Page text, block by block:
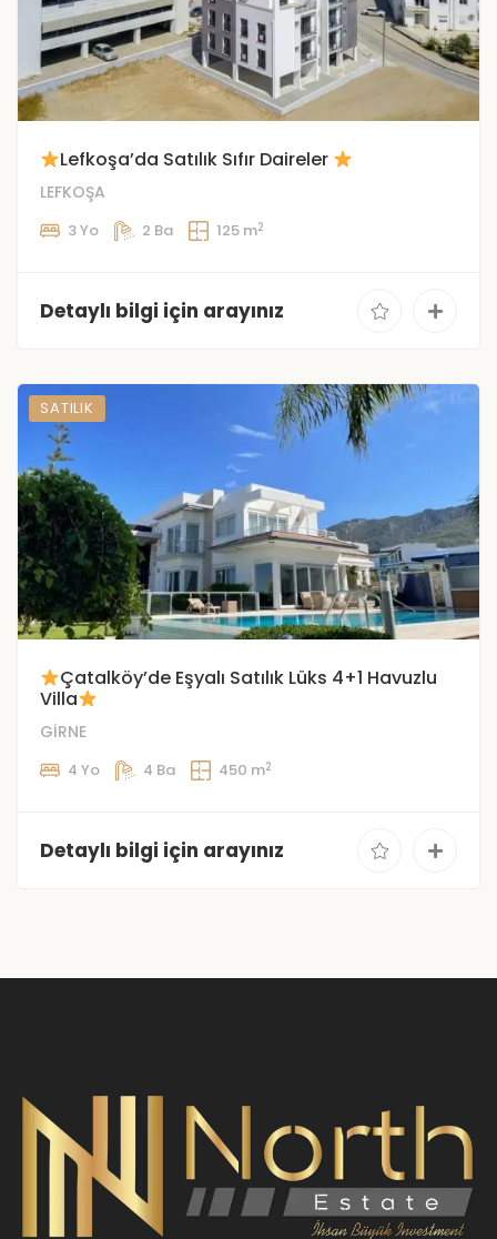
Lefkoşa’da Satılık Sıfır Daireler
LEFKOŞA
3 Yo 2 Ba 125 m2
Detaylı bilgi için arayınız
SATILIK
Çatalköy’de Eşyalı Satılık Lüks 4+1 Havuzlu
Villa
GİRNE
4 Yo 4 Ba 450 m2
Detaylı bilgi için arayınız